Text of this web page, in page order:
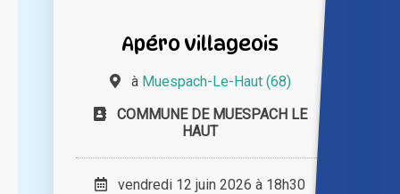
Apéro villageois
à Muespach-Le-Haut (68)
COMMUNE DE MUESPACH LE
HAUT
vendredi 12 juin 2026 à 18h30